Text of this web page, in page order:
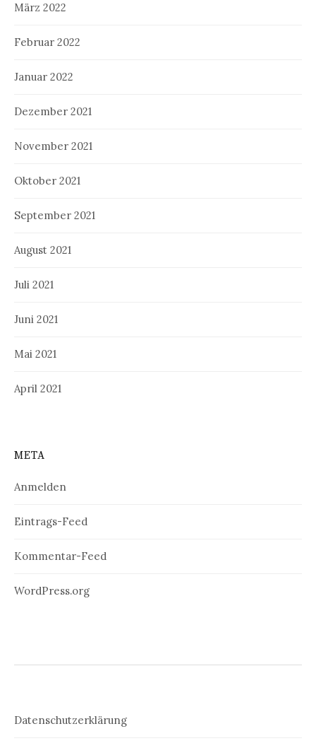
März 2022
Februar 2022
Januar 2022
Dezember 2021
November 2021
Oktober 2021
September 2021
August 2021
Juli 2021
Juni 2021
Mai 2021
April 2021
META
Anmelden
Eintrags-Feed
Kommentar-Feed
WordPress.org
Datenschutzerklärung